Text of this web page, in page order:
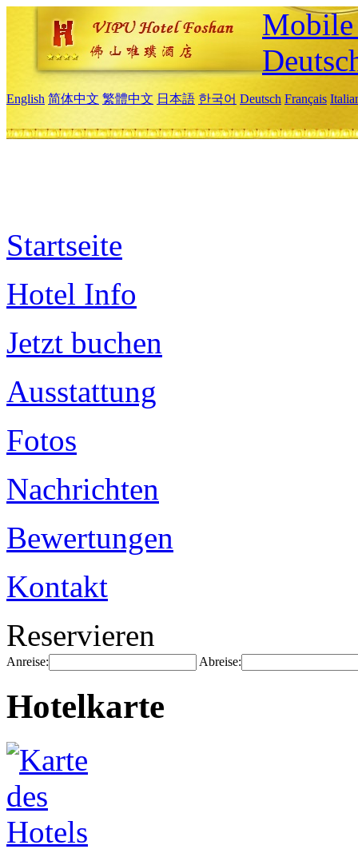
English 简体中文 繁體中文 日本語 한국어 Deutsch Français
Startseite
Hotel Info
Jetzt buchen
Ausstattung
Fotos
Nachrichten
Bewertungen
Kontakt
Reservieren
Anreise: Abreise:
Hotelkarte